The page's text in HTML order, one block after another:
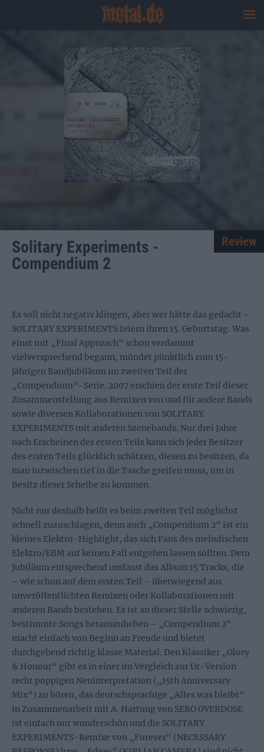
Solitary Experiments -
Compendium 2
Review
Es soll nicht negativ klingen, aber wer hätte das gedacht –
SOLITARY EXPERIMENTS feiern ihren 15. Geburtstag. Was
einst mit „Final Approach“ schon verdammt
vielversprechend begann, mündet pünktlich zum 15-
jährigen Bandjubiläum im zweiten Teil der
„Compendium“-Serie. 2007 erschien der erste Teil dieser
Zusammenstellung aus Remixen von und für andere Bands
sowie diversen Kollaborationen von SOLITARY
EXPERIMENTS mit anderen Szenebands. Nur drei Jahre
nach Erscheinen des ersten Teils kann sich jeder Besitzer
des ersten Teils glücklich schätzen, diesen zu besitzen, da
man inzwischen tief in die Tasche greifen muss, um in
Besitz dieser Scheibe zu kommen.
Nicht nur deshalb heißt es beim zweiten Teil möglichst
schnell zuzuschlagen, denn auch „Compendium 2“ ist ein
kleines Elektro-Highlight, das sich Fans des melodischen
Elektro/EBM auf keinen Fall entgehen lassen sollten. Dem
Jubiläum entsprechend umfasst das Album 15 Tracks, die
– wie schon auf dem ersten Teil – überwiegend aus
unveröffentlichten Remixen oder Kollaborationen mit
anderen Bands bestehen. Es ist an dieser Stelle schwierig,
bestimmte Songs herauszuheben – „Compendium 2“
macht einfach von Beginn an Freude und bietet
durchgehend richtig klasse Material. Den Klassiker „Glory
& Honour“ gibt es in einer im Vergleich zur Ur-Version
recht poppigen Neuinterpretation („15th Anniversary
Mix“) zu hören, das deutschsprachige „Alles was bleibt“
in Zusammenarbeit mit A. Hartung von SERO OVERDOSE
ist einfach nur wunderschön und die SOLITARY
EXPERIMENTS-Remixe von „Forever“ (NECESSARY